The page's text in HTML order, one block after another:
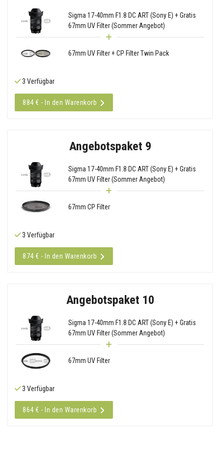
Sigma 17-40mm F1.8 DC ART (Sony E) + Gratis
67mm UV Filter (Sommer Angebot)
67mm UV Filter + CP Filter Twin Pack
3 Verfügbar
884 € - In den Warenkorb
Angebotspaket 9
Sigma 17-40mm F1.8 DC ART (Sony E) + Gratis
67mm UV Filter (Sommer Angebot)
67mm CP Filter
3 Verfügbar
874 € - In den Warenkorb
Angebotspaket 10
Sigma 17-40mm F1.8 DC ART (Sony E) + Gratis
67mm UV Filter (Sommer Angebot)
67mm UV Filter
3 Verfügbar
864 € - In den Warenkorb